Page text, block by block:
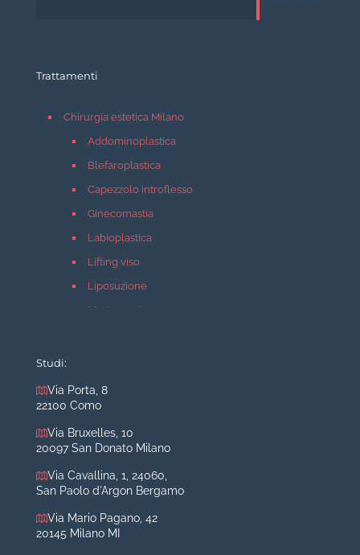
Trattamenti
Chirurgia estetica Milano
Addominoplastica
Blefaroplastica
Capezzolo introflesso
Ginecomastia
Labioplastica
Lifting viso
Liposuzione
Mastopessi
Rinoplastica
Medicina estetica Milano
Acido ialuronico viso
Aumento labbra
Filler
Studi:
Via Porta, 8
22100 Como
Via Bruxelles, 10
20097 San Donato Milano
Via Cavallina, 1, 24060,
San Paolo d'Argon Bergamo
Via Mario Pagano, 42
20145 Milano MI